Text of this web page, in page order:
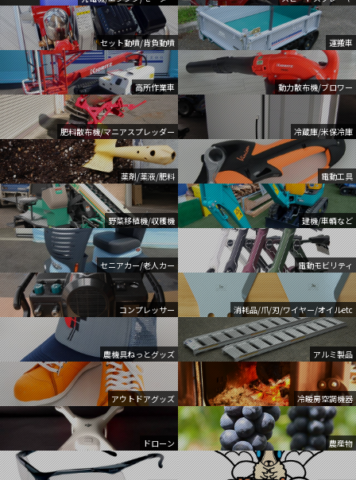
セット動噴/背負動噴 運搬車
高所作業車 動力散布機/ブロワー
肥料散布機/マニアスプレッダー 冷蔵庫/米保冷庫
薬剤/薬液/肥料 電動工具
野菜移植機/収穫機 建機/車輌など
セニアカー/老人カー 電動モビリティ
コンプレッサー 消耗品/爪/刃/ワイヤー/オイルetc
農機具ねっとグッズ アルミ製品
アウトドアグッズ 冷暖房空調機器
ドローン 農産物